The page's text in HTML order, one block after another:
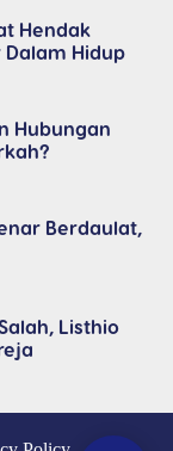
Hendak
Hidup
Hubungan
Berdaulat,
Listhio